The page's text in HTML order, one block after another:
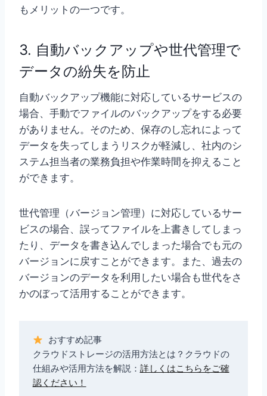
もメリットの一つです。
3. 自動バックアップや世代管理で
データの紛失を防止
自動バックアップ機能に対応しているサービスの
場合、手動でファイルのバックアップをする必要
がありません。そのため、保存のし忘れによって
データを失ってしまうリスクが軽減し、社内のシ
ステム担当者の業務負担や作業時間を抑えること
ができます。
世代管理（バージョン管理）に対応しているサー
ビスの場合、誤ってファイルを上書きしてしまっ
たり、データを書き込んでしまった場合でも元の
バージョンに戻すことができます。また、過去の
バージョンのデータを利用したい場合も世代をさ
かのぼって活用することができます。
おすすめ記事
クラウドストレージの活用方法とは？クラウドの
仕組みや活用方法を解説： 詳しくはこちらをご確
認ください！